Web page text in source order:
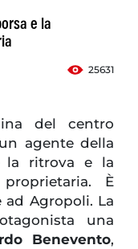
e la
25631
del centro
agente della
la ritrova e la
È
Agropoli. La
una
Benevento,